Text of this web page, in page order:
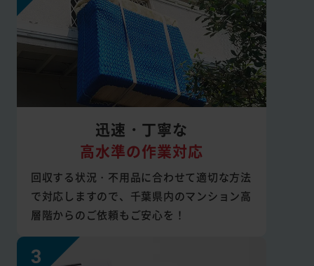
迅速・丁寧な
高水準の作業対応
回収する状況・不用品に合わせて適切な方法
で対応しますので、千葉県内のマンション高
層階からのご依頼もご安心を！